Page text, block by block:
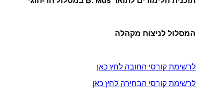
המסלול לניצוח מקהלה
לרשימת קורסי החובה לחץ כאן
לרשימת קורסי הבחירה לחץ כאן